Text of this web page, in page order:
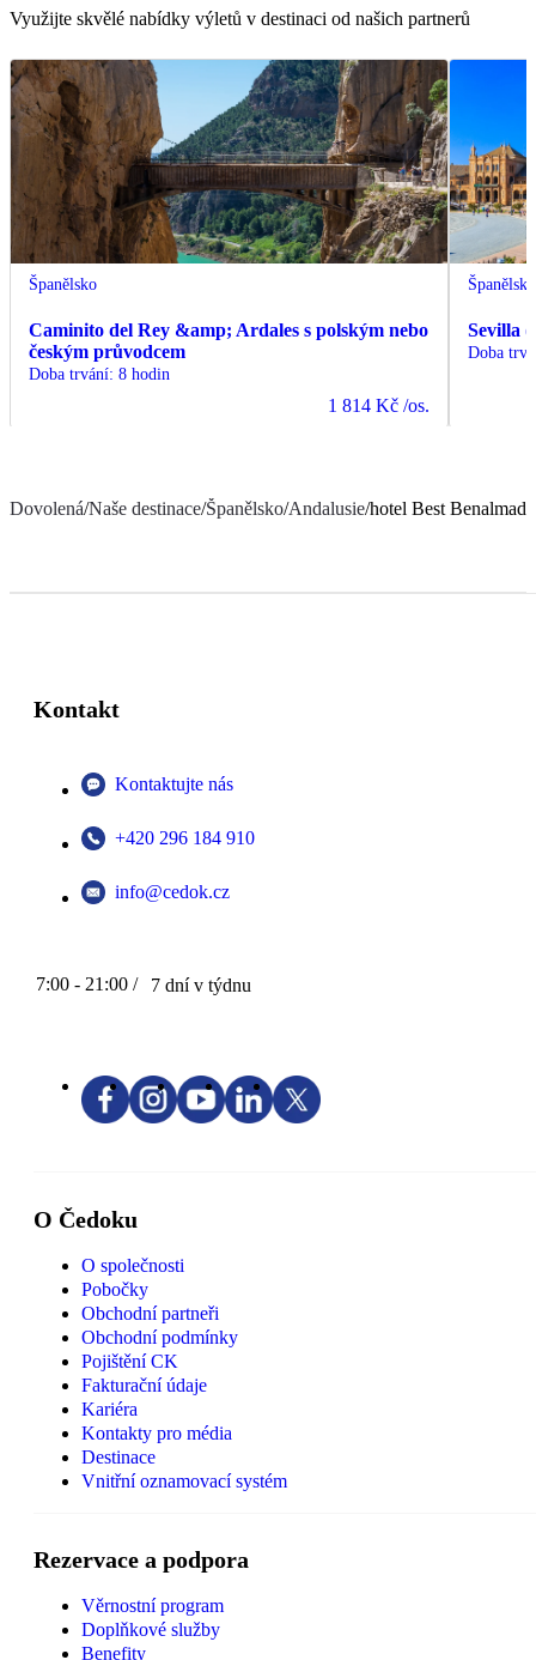
Využijte skvělé nabídky výletů v destinaci od našich partnerů
Španělsko
Caminito del Rey &amp; Ardales s polským nebo
českým průvodcem
Doba trvání: 8 hodin
1 814 Kč /os.
Španělsko
Sevilla
Doba
Dovolená/Naše destinace/Španělsko/Andalusie/hotel Best
Kontakt
Kontaktujte nás
+420 296 184 910
info@cedok.cz
7:00 - 21:00 / 7 dní v týdnu
O Čedoku
O společnosti
Pobočky
Obchodní partneři
Obchodní podmínky
Pojištění CK
Fakturační údaje
Kariéra
Kontakty pro média
Destinace
Vnitřní oznamovací systém
Rezervace a podpora
Věrnostní program
Doplňkové služby
Benefity